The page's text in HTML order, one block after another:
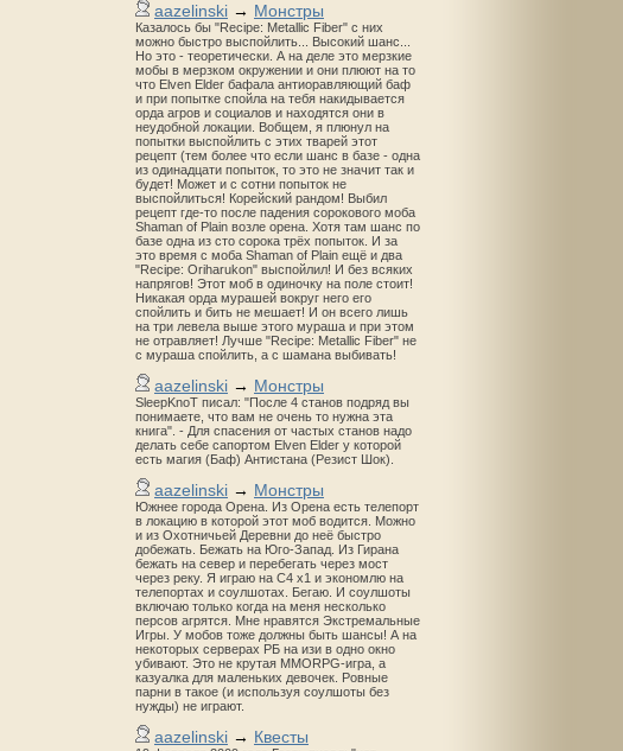
aazelinski → Монстры
Казалось бы "Recipe: Metallic Fiber" с них
можно быстро выспойлить... Высокий шанс...
Но это - теоретически. А на деле это мерзкие
мобы в мерзком окружении и они плюют на то
что Elven Elder бафала антиоравляющий баф
и при попытке спойла на тебя накидывается
орда агров и социалов и находятся они в
неудобной локации. Вобщем, я плюнул на
попытки выспойлить с этих тварей этот
рецепт (тем более что если шанс в базе - одна
из одинадцати попыток, то это не значит так и
будет! Может и с сотни попыток не
выспойлиться! Корейский рандом! Выбил
рецепт где-то после падения сорокового моба
Shaman of Plain возле орена. Хотя там шанс по
базе одна из сто сорока трёх попыток. И за
это время с моба Shaman of Plain ещё и два
"Recipe: Oriharukon" выспойлил! И без всяких
напрягов! Этот моб в одиночку на поле стоит!
Никакая орда мурашей вокруг него его
спойлить и бить не мешает! И он всего лишь
на три левела выше этого мураша и при этом
не отравляет! Лучше "Recipe: Metallic Fiber" не
с мураша спойлить, а с шамана выбивать!
aazelinski → Монстры
SleepKnoT писал: "После 4 станов подряд вы
понимаете, что вам не очень то нужна эта
книга". - Для спасения от частых станов надо
делать себе сапортом Elven Elder у которой
есть магия (Баф) Антистана (Резист Шок).
aazelinski → Монстры
Южнее города Орена. Из Орена есть телепорт
в локацию в которой этот моб водится. Можно
и из Охотничьей Деревни до неё быстро
добежать. Бежать на Юго-Запад. Из Гирана
бежать на север и перебегать через мост
через реку. Я играю на С4 х1 и экономлю на
телепортах и соулшотах. Бегаю. И соулшоты
включаю только когда на меня несколько
персов агрятся. Мне нравятся Экстремальные
Игры. У мобов тоже должны быть шансы! А на
некоторых серверах РБ на изи в одно окно
убивают. Это не крутая MMORPG-игра, а
казуалка для маленьких девочек. Ровные
парни в такое (и используя соулшоты без
нужды) не играют.
aazelinski → Квесты